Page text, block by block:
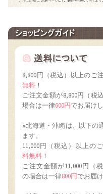
8,800円（税込）以上のご
無料 ！
ご注文金額が8,800円（税
場合は一律600円でお届けし
※北海道・沖縄は、以下の
ます。
11,000円（税込）以上の
料無料 ！
ご注文金額が11,000円（
の場合は一律800円でお届